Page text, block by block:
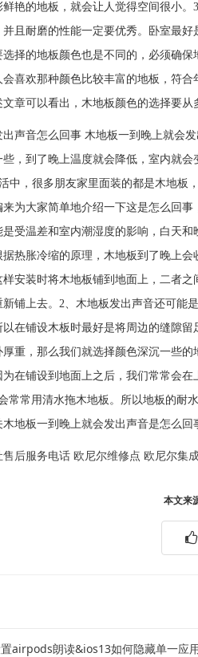
艳的地板，就会让人觉得空间很小
且耐磨的性能一定要优秀。卧室最
择的地板颜色也是不同的，必须确
喜欢那种颜色比较丰富的地板，符
章可以看出，木地板颜色的选择要
声音怎么回事 木地板一到晚上就会
些，到了晚上温度就会降低，室内
很多朋友家里面装的都是木地板，
为大家简单地介绍一下这是怎么回
受温差和室内潮湿度的影响，白天
热胀冷缩的原理，木地板到了晚上
安装时将木地板铺到地面上，二者
铺上去。2、木地板发出声音还可能
在铺设木板时最好是将周边的缝隙
重，那么我们就选择颜色深沉一些
在铺设到地面上之后，我们常常会
常常用清水拖木地板。所以地板的耐
地板一到晚上就会发出声音是怎么
售后服务电话 欧尼尔维修点 欧尼尔集
本文来
airpods朗读&ios13如何隐藏单一应